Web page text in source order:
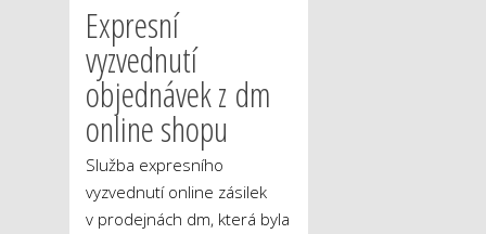
Expresní
vyzvednutí
objednávek z dm
online shopu
Služba expresního
vyzvednutí online zásilek
v prodejnách dm, která byla